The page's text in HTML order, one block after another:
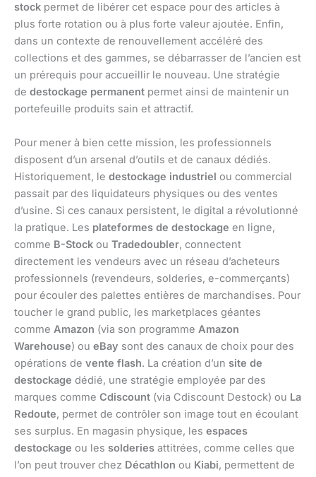
stock permet de libérer cet espace pour des articles à
plus forte rotation ou à plus forte valeur ajoutée. Enfin,
dans un contexte de renouvellement accéléré des
collections et des gammes, se débarrasser de l’ancien est
un prérequis pour accueillir le nouveau. Une stratégie
de destockage permanent permet ainsi de maintenir un
portefeuille produits sain et attractif.
Pour mener à bien cette mission, les professionnels
disposent d’un arsenal d’outils et de canaux dédiés.
Historiquement, le destockage industriel ou commercial
passait par des liquidateurs physiques ou des ventes
d’usine. Si ces canaux persistent, le digital a révolutionné
la pratique. Les plateformes de destockage en ligne,
comme B-Stock ou Tradedoubler, connectent
directement les vendeurs avec un réseau d’acheteurs
professionnels (revendeurs, solderies, e-commerçants)
pour écouler des palettes entières de marchandises. Pour
toucher le grand public, les marketplaces géantes
comme Amazon (via son programme Amazon
Warehouse) ou eBay sont des canaux de choix pour des
opérations de vente flash. La création d’un site de
destockage dédié, une stratégie employée par des
marques comme Cdiscount (via Cdiscount Destock) ou La
Redoute, permet de contrôler son image tout en écoulant
ses surplus. En magasin physique, les espaces
destockage ou les solderies attitrées, comme celles que
l’on peut trouver chez Décathlon ou Kiabi, permettent de